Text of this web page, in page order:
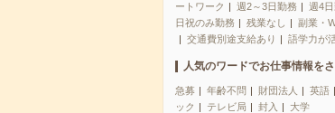
ートワーク
週2～3日勤務 週4
日祝のみ勤務
残業なし
副業・
交通費別途支給あり
語学力が
人気のワードでお仕事情報を
急募 年齢不問 財団法人 英語
ック
テレビ局 封入 大学